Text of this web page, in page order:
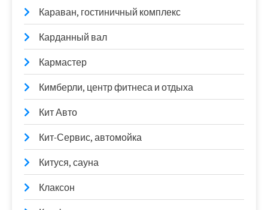
Караван, гостиничный комплекс
Карданный вал
Кармастер
Кимберли, центр фитнеса и отдыха
Кит Авто
Кит-Сервис, автомойка
Китуся, сауна
Клаксон